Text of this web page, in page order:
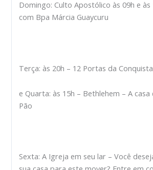
Domingo: Culto Apostólico às 09h e às
com Bpa Márcia Guaycuru
Terça: às 20h – 12 Portas da Conquista
e Quarta: às 15h – Bethlehem – A casa
Pão
Sexta: A Igreja em seu lar – Você